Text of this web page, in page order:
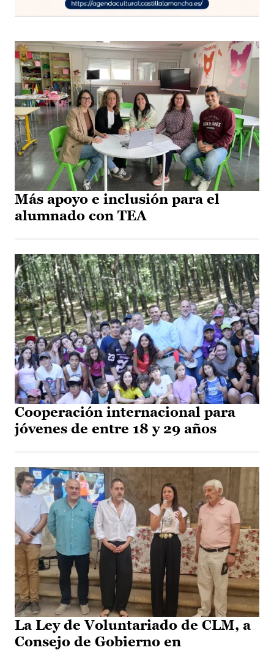
Más apoyo e inclusión para el
alumnado con TEA
Cooperación internacional para
jóvenes de entre 18 y 29 años
La Ley de Voluntariado de CLM, a
Consejo de Gobierno en